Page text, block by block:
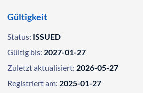
Gültigkeit
Status: ISSUED
Gültig bis: 2027-01-27
Zuletzt aktualisiert: 2026-05-27
Registriert am: 2025-01-27